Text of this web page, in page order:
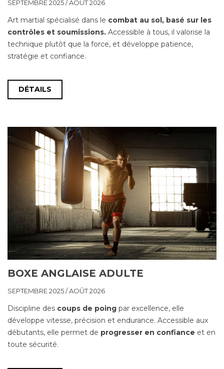
SÉPTEMBRE 2025 / AOÛT 2026
Art martial spécialisé dans le combat au sol, basé sur les
contrôles et soumissions. Accessible à tous, il valorise la
technique plutôt que la force, et développe patience,
stratégie et confiance.
DÉTAILS
BOXE ANGLAISE ADULTE
SEPTEMBRE 2025 / AOÛT 2026
Discipline des coups de poing par excellence, elle
développe vitesse, précision et endurance. Accessible aux
débutants, elle permet de progresser en confiance et en
toute sécurité.